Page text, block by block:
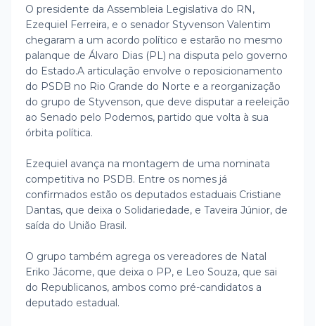
O presidente da Assembleia Legislativa do RN,
Ezequiel Ferreira, e o senador Styvenson Valentim
chegaram a um acordo político e estarão no mesmo
palanque de Álvaro Dias (PL) na disputa pelo governo
do Estado.A articulação envolve o reposicionamento
do PSDB no Rio Grande do Norte e a reorganização
do grupo de Styvenson, que deve disputar a reeleição
ao Senado pelo Podemos, partido que volta à sua
órbita política.
Ezequiel avança na montagem de uma nominata
competitiva no PSDB. Entre os nomes já
confirmados estão os deputados estaduais Cristiane
Dantas, que deixa o Solidariedade, e Taveira Júnior, de
saída do União Brasil.
O grupo também agrega os vereadores de Natal
Eriko Jácome, que deixa o PP, e Leo Souza, que sai
do Republicanos, ambos como pré-candidatos a
deputado estadual.